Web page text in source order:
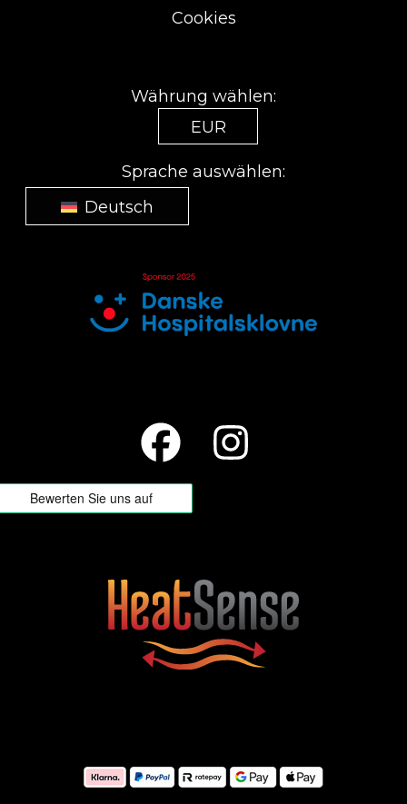
Cookies
Währung wählen:
EUR
Sprache auswählen:
Deutsch